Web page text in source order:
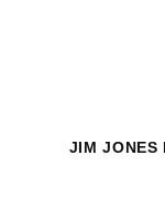
JIM JONES